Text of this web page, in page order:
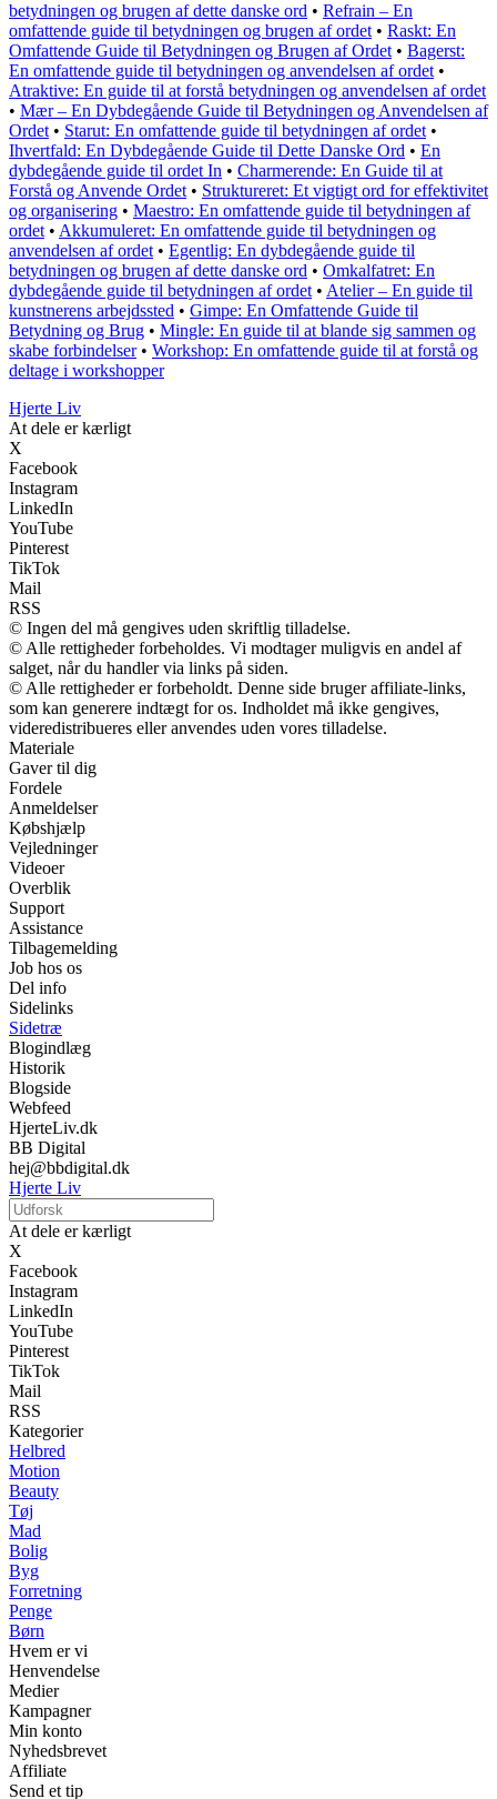
betydningen og brugen af dette danske ord • Refrain – En
omfattende guide til betydningen og brugen af ordet • Raskt: En
Omfattende Guide til Betydningen og Brugen af Ordet • Bagerst:
En omfattende guide til betydningen og anvendelsen af ordet •
Atraktive: En guide til at forstå betydningen og anvendelsen af ordet
• Mær – En Dybdegående Guide til Betydningen og Anvendelsen af
Ordet • Starut: En omfattende guide til betydningen af ordet •
Ihvertfald: En Dybdegående Guide til Dette Danske Ord • En
dybdegående guide til ordet In • Charmerende: En Guide til at
Forstå og Anvende Ordet • Struktureret: Et vigtigt ord for effektivitet
og organisering • Maestro: En omfattende guide til betydningen af
ordet • Akkumuleret: En omfattende guide til betydningen og
anvendelsen af ordet • Egentlig: En dybdegående guide til
betydningen og brugen af dette danske ord • Omkalfatret: En
dybdegående guide til betydningen af ordet • Atelier – En guide til
kunstnerens arbejdssted • Gimpe: En Omfattende Guide til
Betydning og Brug • Mingle: En guide til at blande sig sammen og
skabe forbindelser• Workshop: En omfattende guide til at forstå og
deltage i workshopper
Hjerte Liv
At dele er kærligt
X
Facebook
Instagram
LinkedIn
YouTube
Pinterest
TikTok
Mail
RSS
© Ingen del må gengives uden skriftlig tilladelse.
© Alle rettigheder forbeholdes. Vi modtager muligvis en andel af
salget, når du handler via links på siden.
© Alle rettigheder er forbeholdt. Denne side bruger affiliate-links,
som kan generere indtægt for os. Indholdet må ikke gengives,
videredistribueres eller anvendes uden vores tilladelse.
Materiale
Gaver til dig
Fordele
Anmeldelser
Købshjælp
Vejledninger
Videoer
Overblik
Support
Assistance
Tilbagemelding
Job hos os
Del info
Sidelinks
Sidetræ
Blogindlæg
Historik
Blogside
Webfeed
HjerteLiv.dk
BB Digital
hej@bbdigital.dk
Hjerte Liv
At dele er kærligt
X
Facebook
Instagram
LinkedIn
YouTube
Pinterest
TikTok
Mail
RSS
Kategorier
Helbred
Motion
Beauty
Tøj
Mad
Bolig
Byg
Forretning
Penge
Børn
Hvem er vi
Henvendelse
Medier
Kampagner
Min konto
Nyhedsbrevet
Affiliate
Send et tip